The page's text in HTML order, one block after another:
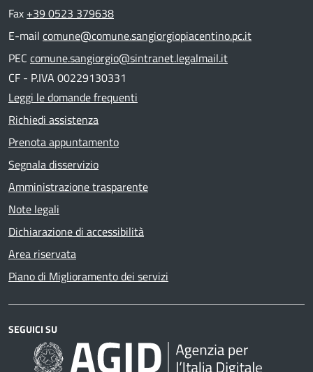
Fax +39 0523 379638
E-mail comune@comune.sangiorgiopiacentino.pc.it
PEC comune.sangiorgio@sintranet.legalmail.it
CF - P.IVA 00229130331
Leggi le domande frequenti
Richiedi assistenza
Prenota appuntamento
Segnala disservizio
Amministrazione trasparente
Note legali
Dichiarazione di accessibilità
Area riservata
Piano di Miglioramento dei servizi
SEGUICI SU